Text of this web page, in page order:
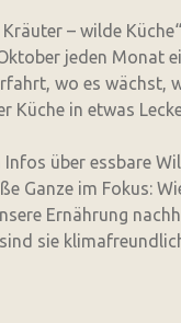
Kräuter – wilde
jeden Monat
wo es wächst,
Küche in etwas
Infos über essbare
Ganze im Fokus:
Ernährung
sie